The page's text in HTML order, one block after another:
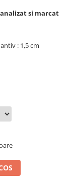
si marcat
: 1,5 cm